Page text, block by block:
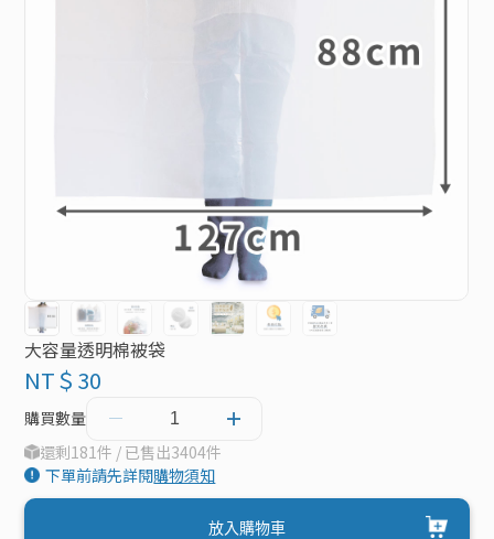
大容量透明棉被袋
NT＄30
購買數量
還剩181件 / 已售出3404件
下單前請先詳閱購物須知
放入購物車